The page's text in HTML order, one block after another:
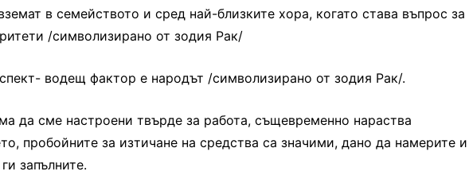
в семейството и сред най-близките хора, когато става въпрос за
/символизирано от зодия Рак/
водещ фактор е народът /символизирано от зодия Рак/.
да сме настроени твърде за работа, същевременно нараства
пробойните за изтичане на средства са значими, дано да намерите и
запълните.